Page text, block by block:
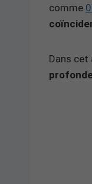
comme
Dans cet